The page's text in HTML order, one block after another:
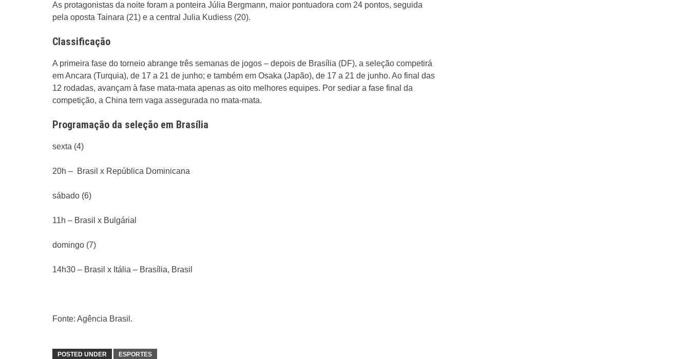
As protagonistas da noite foram a ponteira Júlia Bergmann, maior pontuadora com 24 pontos, seguida
pela oposta Tainara (21) e a central Julia Kudiess (20).
Classificação
A primeira fase do torneio abrange três semanas de jogos – depois de Brasília (DF), a seleção competirá
em Ancara (Turquia), de 17 a 21 de junho; e também em Osaka (Japão), de 17 a 21 de junho. Ao final das
12 rodadas, avançam à fase mata-mata apenas as oito melhores equipes. Por sediar a fase final da
competição, a China tem vaga assegurada no mata-mata.
Programação da seleção em Brasília
sexta (4)
20h – Brasil x República Dominicana
sábado (6)
11h – Brasil x Bulgárial
domingo (7)
14h30 – Brasil x Itália – Brasília, Brasil
Fonte: Agência Brasil.
POSTED UNDER ESPORTES